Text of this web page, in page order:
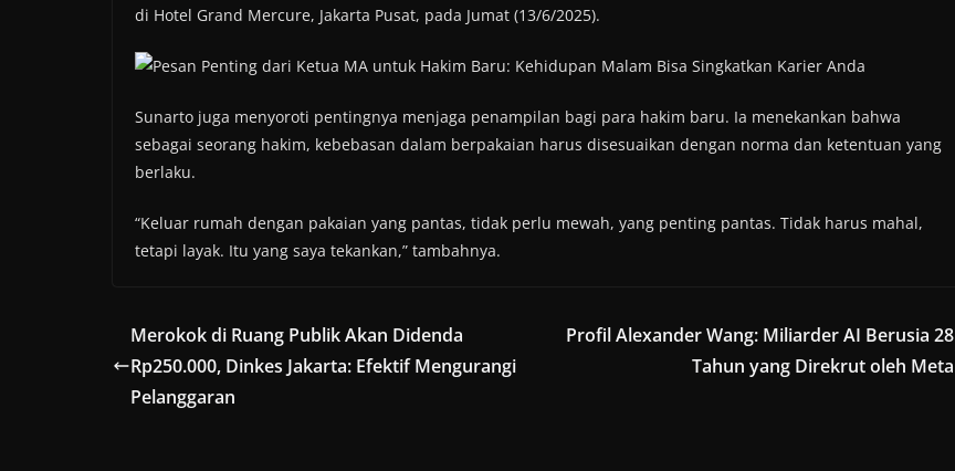
di Hotel Grand Mercure, Jakarta Pusat, pada Jumat (13/6/2025).
Sunarto juga menyoroti pentingnya menjaga penampilan bagi para hakim baru. Ia menekankan bahwa
sebagai seorang hakim, kebebasan dalam berpakaian harus disesuaikan dengan norma dan ketentuan yang
berlaku.
“Keluar rumah dengan pakaian yang pantas, tidak perlu mewah, yang penting pantas. Tidak harus mahal,
tetapi layak. Itu yang saya tekankan,” tambahnya.
Merokok di Ruang Publik Akan Didenda
Rp250.000, Dinkes Jakarta: Efektif Mengurangi
Pelanggaran
Profil Alexander Wang: Miliarder AI Berusia 28
Tahun yang Direkrut oleh Meta